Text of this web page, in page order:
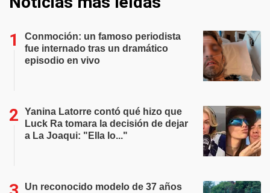
Conmoción: un famoso periodista
fue internado tras un dramático
episodio en vivo
Yanina Latorre contó qué hizo que
Luck Ra tomara la decisión de dejar
a La Joaqui: "Ella lo..."
Un reconocido modelo de 37 años